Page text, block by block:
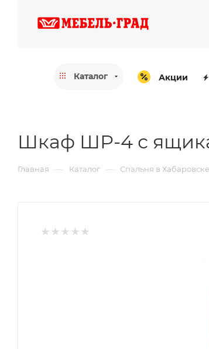
Каталог Акции
Шкаф ШР-4 с
Главная — Каталог — Спальня в Хабаровске